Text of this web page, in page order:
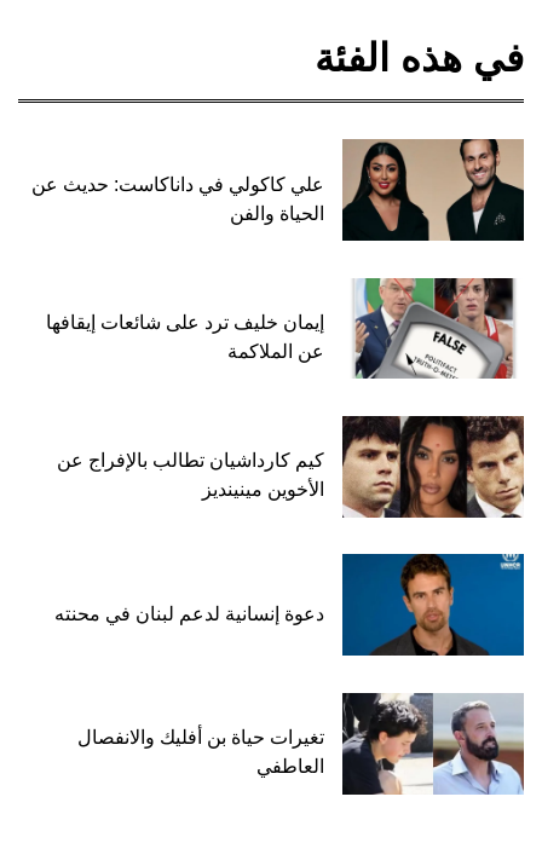
في هذه الفئة
علي كاكولي في داناكاست: حديث عن
الحياة والفن
إيمان خليف ترد على شائعات إيقافها
عن الملاكمة
كيم كارداشيان تطالب بالإفراج عن
الأخوين مينينديز
دعوة إنسانية لدعم لبنان في محنته
تغيرات حياة بن أفليك والانفصال
العاطفي